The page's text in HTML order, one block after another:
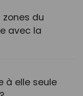
du
avec la
à elle seule